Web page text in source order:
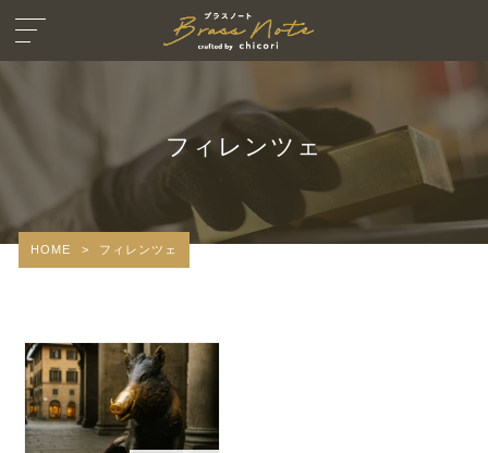
フィレンツェ
HOME > フィレンツェ